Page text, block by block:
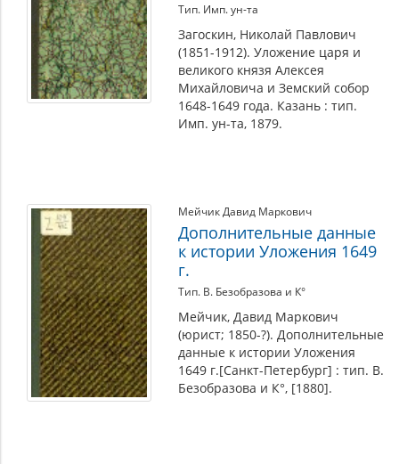
Тип. Имп. ун-та
Загоскин, Николай Павлович
(1851-1912). Уложение царя и
великого князя Алексея
Михайловича и Земский собор
1648-1649 года. Казань : тип.
Имп. ун-та, 1879.
Мейчик Давид Маркович
Дополнительные данные
к истории Уложения 1649
г.
Тип. В. Безобразова и К°
Мейчик, Давид Маркович
(юрист; 1850-?). Дополнительные
данные к истории Уложения
1649 г.[Санкт-Петербург] : тип. В.
Безобразова и К°, [1880].